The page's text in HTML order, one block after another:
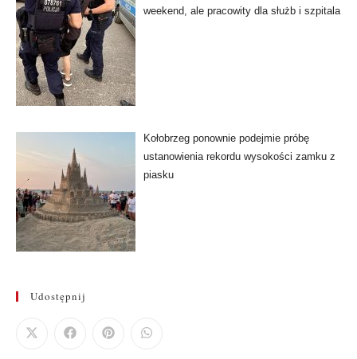
weekend, ale pracowity dla służb i szpitala
Kołobrzeg ponownie podejmie próbę
ustanowienia rekordu wysokości zamku z
piasku
Udostępnij